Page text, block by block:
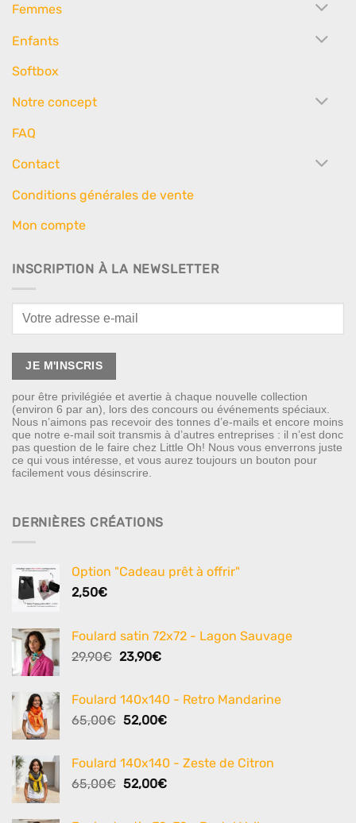
Femmes
Enfants
Softbox
Notre concept
FAQ
Contact
Conditions générales de vente
Mon compte
INSCRIPTION À LA NEWSLETTER
pour être privilégiée et avertie à chaque nouvelle collection
(environ 6 par an), lors des concours ou événements spéciaux.
Nous n’aimons pas recevoir des tonnes d’e-mails et encore moins
que notre e-mail soit transmis à d’autres entreprises : il n’est donc
pas question de le faire chez Little Oh! Nous vous enverrons juste
ce qui vous intéresse, et vous aurez toujours un bouton pour
facilement vous désinscrire.
DERNIÈRES CRÉATIONS
Option "Cadeau prêt à offrir"
2,50€
Foulard satin 72x72 - Lagon Sauvage
29,90€ Le
était :
29,90€.
23,90€Le
est :
23,90€.
Foulard 140x140 - Retro Mandarine
65,00€ Le
était :
65,00€.
52,00€Le
est :
52,00€.
Foulard 140x140 - Zeste de Citron
65,00€ Le
52,00€Le